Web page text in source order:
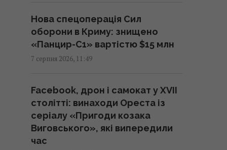
Психологічні пастки та трюки
супермаркетів: як нас
змушують платити більше
79-річна Ротару вперше за
довгий час показала, який
вигляд має зараз
11:50 п'ятниця, 07 серпня 2026
Нова спецоперація Сил
оборони в Криму: знищено
«Панцир-С1» вартістю $15 млн
7 серпня 2026, 11:49
Facebook, дрон і самокат у XVII
столітті: винаходи Ореста із
серіалу «Пригоди козака
Виговського», які випередили
час